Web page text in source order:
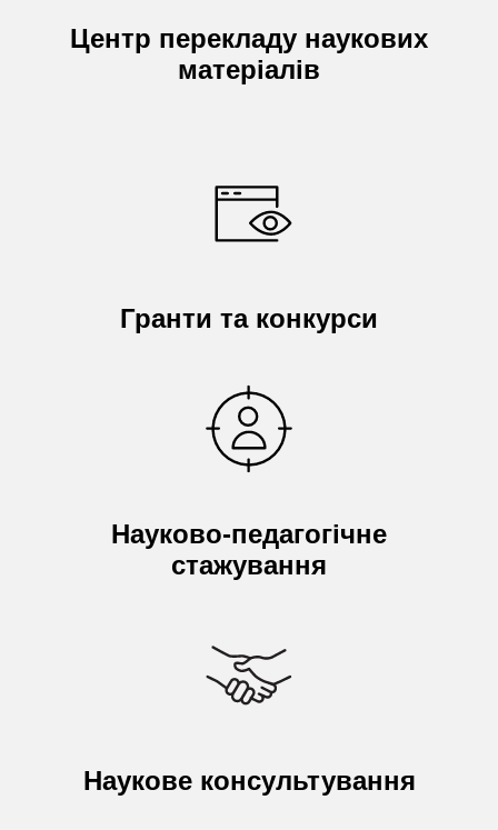
Центр перекладу наукових
матеріалів
Гранти та конкурси
Науково-педагогічне
стажування
Наукове консультування